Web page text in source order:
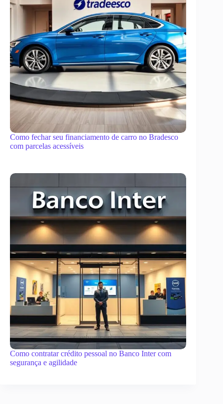
Como fechar seu financiamento de carro no Bradesco
com parcelas acessíveis
Como contratar crédito pessoal no Banco Inter com
segurança e agilidade